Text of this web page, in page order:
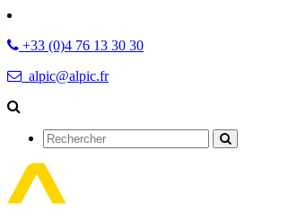
+33 (0)4 76 13 30 30
alpic@alpic.fr
Rechercher